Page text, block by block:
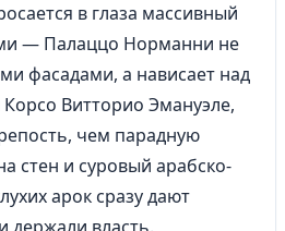
в глаза массивный
— Палаццо Норманни не
фасадами, а нависает над
Витторио Эмануэле,
чем парадную
стен и суровый арабско-
арок сразу дают